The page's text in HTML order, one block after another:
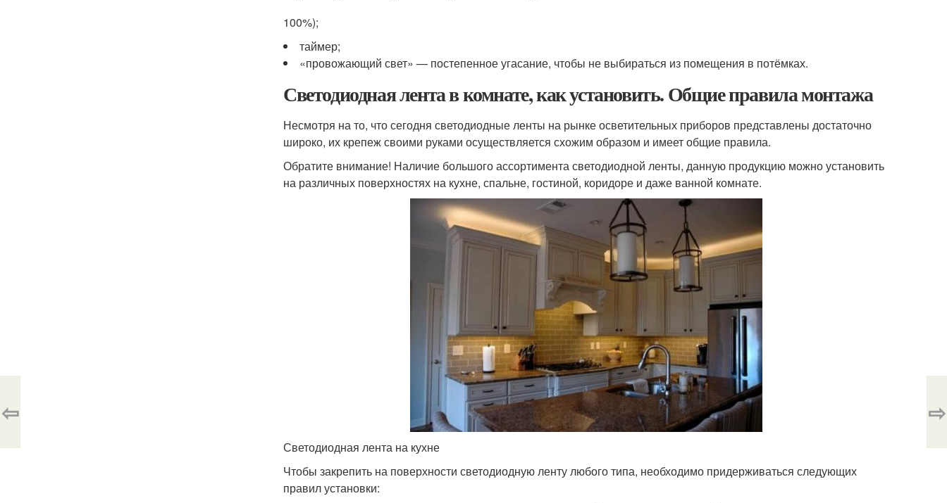
100%);
таймер;
«провожающий свет» — постепенное угасание, чтобы не выбираться из помещения в потёмках.
Светодиодная лента в комнате, как установить. Общие правила монтажа
Несмотря на то, что сегодня светодиодные ленты на рынке осветительных приборов представлены достаточно
широко, их крепеж своими руками осуществляется схожим образом и имеет общие правила.
Обратите внимание! Наличие большого ассортимента светодиодной ленты, данную продукцию можно установить
на различных поверхностях на кухне, спальне, гостиной, коридоре и даже ванной комнате.
Светодиодная лента на кухне
Чтобы закрепить на поверхности светодиодную ленту любого типа, необходимо придерживаться следующих
правил установки:
⇦ ⇨